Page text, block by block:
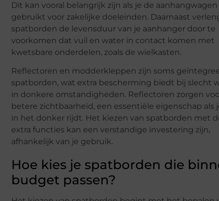
Dit kan vooral belangrijk zijn als je de aanhangwagen
gebruikt voor zakelijke doeleinden. Daarnaast
spatborden de levensduur van je aanhanger door te
voorkomen dat vuil en water in contact komen met
kwetsbare onderdelen, zoals de wielkasten.
Reflectoren en modderkleppen zijn soms
spatborden, wat extra bescherming biedt bij slecht
in donkere omstandigheden. Reflectoren zorgen
betere zichtbaarheid, een essentiële eigenschap als
in het donker rijdt. Het kiezen van spatborden met
extra functies kan een verstandige investering zijn,
afhankelijk van je gebruik.
Hoe kies je spatborden die
budget passen?